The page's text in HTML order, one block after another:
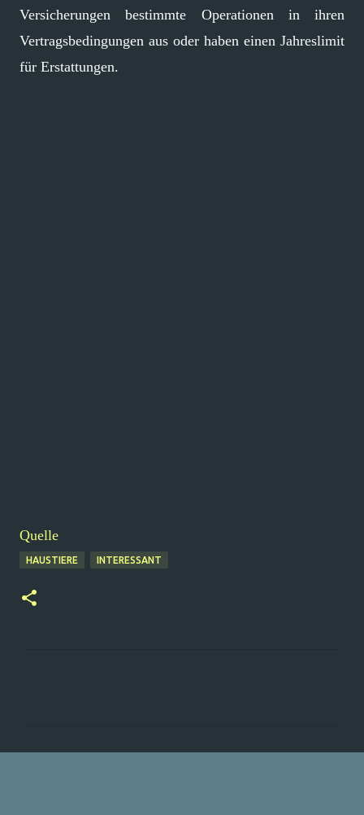
Versicherungen bestimmte Operationen in ihren
Vertragsbedingungen aus oder haben einen Jahreslimit
für Erstattungen.
Quelle
HAUSTIERE INTERESSANT